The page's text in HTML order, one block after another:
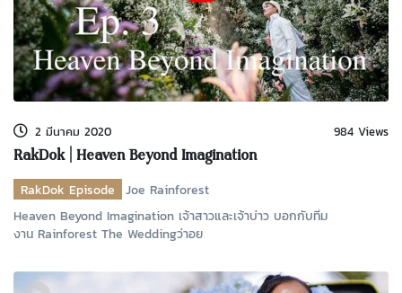
2 มีนาคม 2020 984 Views
RakDok | Heaven Beyond Imagination
RakDok Episode
Joe Rainforest
Heaven Beyond Imagination เจ้าสาวและเจ้าบ่าว บอกกับทีม
งาน Rainforest The Weddingว่าอย